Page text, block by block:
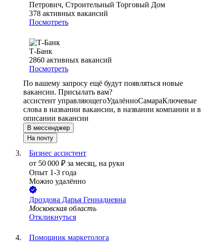
Петрович, Строительный Торговый Дом
378 активных вакансий
Посмотреть
Т-Банк
2860 активных вакансий
Посмотреть
По вашему запросу ещё будут появляться новые
вакансии. Присылать вам?
ассистент управляющегоУдалённоСамараКлючевые
слова в названии вакансии, в названии компании и в
описании вакансии
В мессенджер
На почту
Бизнес ассистент
от 50 000 ₽ за месяц, на руки
Опыт 1-3 года
Можно удалённо
Дроздова Дарья Геннадиевна
Московская область
Откликнуться
Помощник маркетолога